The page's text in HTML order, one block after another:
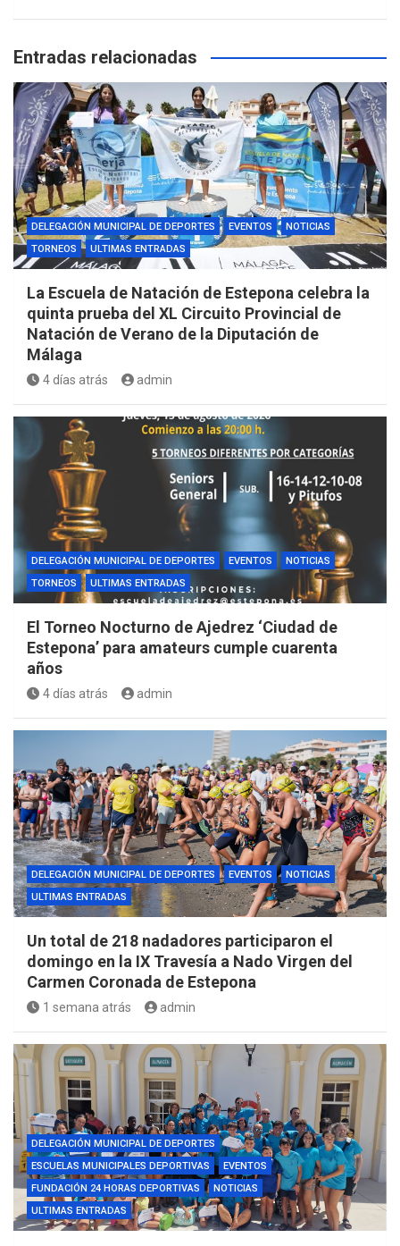
Entradas relacionadas
DELEGACIÓN MUNICIPAL DE DEPORTES EVENTOS
NOTICIAS
TORNEOS
ULTIMAS ENTRADAS
La Escuela de Natación de Estepona celebra la
quinta prueba del XL Circuito Provincial de
Natación de Verano de la Diputación de
Málaga
4 días atrás admin
DELEGACIÓN MUNICIPAL DE DEPORTES EVENTOS
NOTICIAS
TORNEOS
ULTIMAS ENTRADAS
El Torneo Nocturno de Ajedrez ‘Ciudad de
Estepona’ para amateurs cumple cuarenta
años
4 días atrás admin
DELEGACIÓN MUNICIPAL DE DEPORTES EVENTOS
NOTICIAS
ULTIMAS ENTRADAS
Un total de 218 nadadores participaron el
domingo en la IX Travesía a Nado Virgen del
Carmen Coronada de Estepona
1 semana atrás admin
DELEGACIÓN MUNICIPAL DE DEPORTES
ESCUELAS MUNICIPALES DEPORTIVAS
EVENTOS
FUNDACIÓN 24 HORAS DEPORTIVAS
NOTICIAS
ULTIMAS ENTRADAS